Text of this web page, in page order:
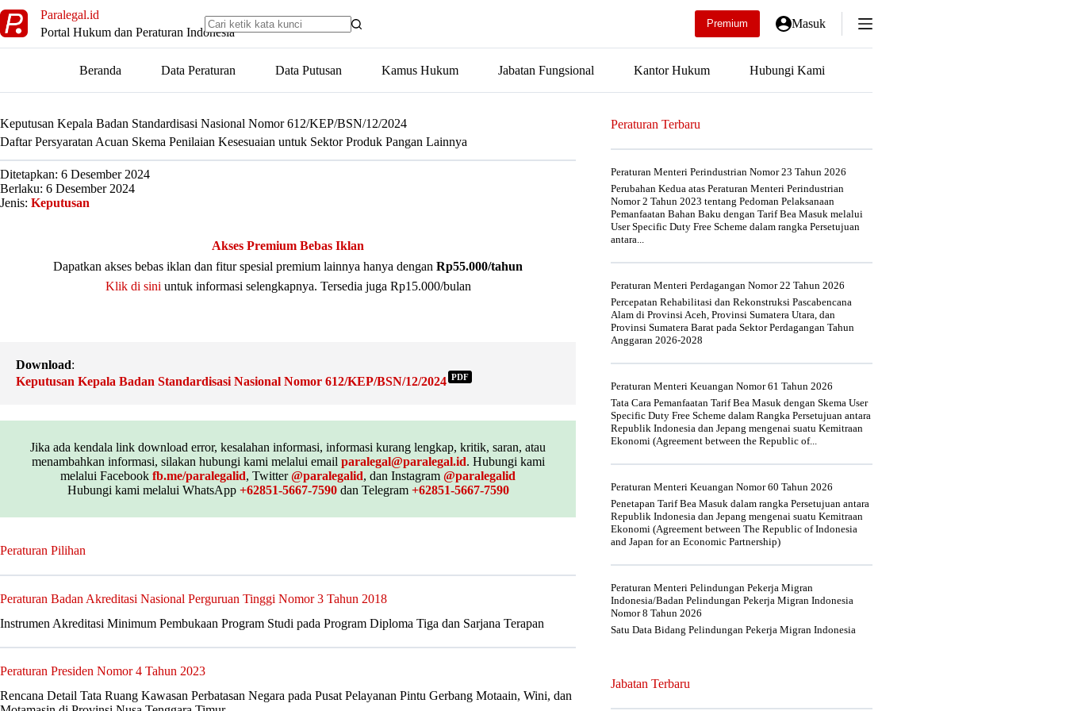
to
content
Paralegal.id
Portal Hukum dan Peraturan Indonesia
Premium Masuk
Beranda Data Peraturan Data Putusan Kamus Hukum Jabatan Fungsional Kantor Hukum Hubungi Kami
Keputusan Kepala Badan Standardisasi Nasional Nomor 612/KEP/BSN/12/2024
Daftar Persyaratan Acuan Skema Penilaian Kesesuaian untuk Sektor Produk Pangan Lainnya
Ditetapkan: 6 Desember 2024
Berlaku: 6 Desember 2024
Jenis: Keputusan
Akses Premium Bebas Iklan
Dapatkan akses bebas iklan dan fitur spesial premium lainnya hanya dengan Rp55.000/tahun
Klik di sini untuk informasi selengkapnya. Tersedia juga Rp15.000/bulan
Download:
Keputusan Kepala Badan Standardisasi Nasional Nomor 612/KEP/BSN/12/2024 PDF
Jika ada kendala link download error, kesalahan informasi, informasi kurang lengkap, kritik, saran, atau
menambahkan informasi, silakan hubungi kami melalui email paralegal@paralegal.id. Hubungi kami
melalui Facebook fb.me/paralegalid, Twitter@paralegalid, dan Instagram @paralegalid
Hubungi kami melalui WhatsApp +62851-5667-7590dan Telegram +62851-5667-7590
Peraturan Pilihan
Peraturan Badan Akreditasi Nasional Perguruan Tinggi Nomor 3 Tahun 2018
Instrumen Akreditasi Minimum Pembukaan Program Studi pada Program Diploma Tiga dan Sarjana Terapan
Peraturan Presiden Nomor 4 Tahun 2023
Rencana Detail Tata Ruang Kawasan Perbatasan Negara pada Pusat Pelayanan Pintu Gerbang Motaain, Wini, dan
Peraturan Terbaru
Peraturan Menteri Perindustrian Nomor 23 Tahun 2026
Perubahan Kedua atas Peraturan Menteri Perindustrian
Nomor 2 Tahun 2023 tentang Pedoman Pelaksanaan
Pemanfaatan Bahan Baku dengan Tarif Bea Masuk melalui
User Specific Duty Free Scheme dalam rangka Persetujuan
antara...
Peraturan Menteri Perdagangan Nomor 22 Tahun 2026
Percepatan Rehabilitasi dan Rekonstruksi Pascabencana
Alam di Provinsi Aceh, Provinsi Sumatera Utara, dan
Provinsi Sumatera Barat pada Sektor Perdagangan Tahun
Anggaran 2026-2028
Peraturan Menteri Keuangan Nomor 61 Tahun 2026
Tata Cara Pemanfaatan Tarif Bea Masuk dengan Skema User
Specific Duty Free Scheme dalam Rangka Persetujuan antara
Republik Indonesia dan Jepang mengenai suatu Kemitraan
Ekonomi (Agreement between the Republic of...
Peraturan Menteri Keuangan Nomor 60 Tahun 2026
Penetapan Tarif Bea Masuk dalam rangka Persetujuan antara
Republik Indonesia dan Jepang mengenai suatu Kemitraan
Ekonomi (Agreement between The Republic of Indonesia
and Japan for an Economic Partnership)
Peraturan Menteri Pelindungan Pekerja Migran
Indonesia/Badan Pelindungan Pekerja Migran Indonesia
Nomor 8 Tahun 2026
Satu Data Bidang Pelindungan Pekerja Migran Indonesia
Jabatan Terbaru